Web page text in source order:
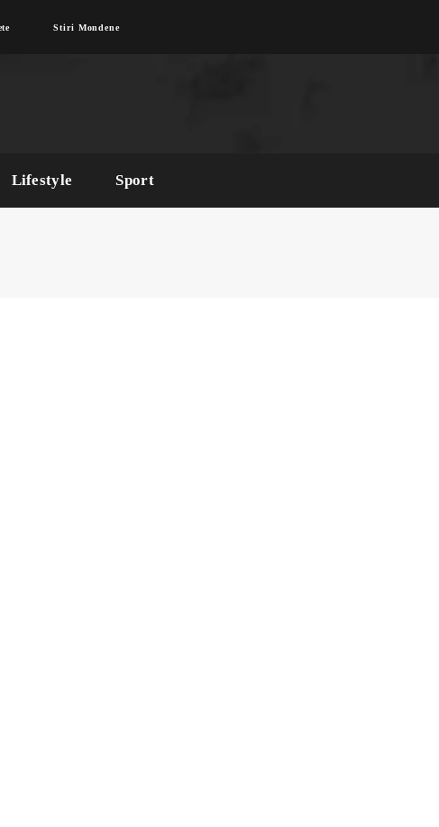
Stiri Mondene
Lifestyle Sport